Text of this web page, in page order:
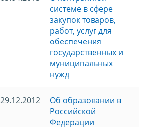
системе в сфере
закупок товаров,
работ, услуг для
обеспечения
государственных и
муниципальных
нужд
29.12.2012
Об образовании в
Российской
Федерации